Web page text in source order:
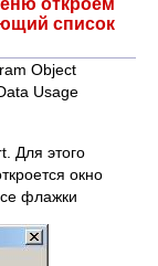
откроем
список
Object
Usage
Для этого
окно
флажки